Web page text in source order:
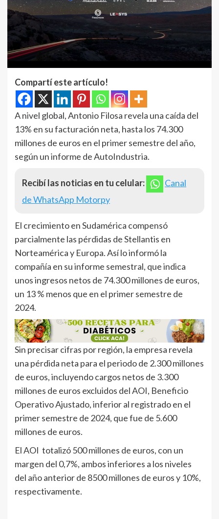
Compartí este artículo!
A nivel global, Antonio Filosa revela una caída del
13% en su facturación neta, hasta los 74.300
millones de euros en el primer semestre del año,
según un informe de AutoIndustria.
Recibí las noticias en tu celular:
Canal
de WhatsApp Motorpy
El crecimiento en Sudamérica compensó
parcialmente las pérdidas de Stellantis en
Norteamérica y Europa. Así lo informó la
compañía en su informe semestral, que indica
unos ingresos netos de 74.300 millones de euros,
un 13 % menos que en el primer semestre de
2024.
Sin precisar cifras por región, la empresa revela
una pérdida neta para el periodo de 2.300 millones
de euros, incluyendo cargos netos de 3.300
millones de euros excluidos del AOI, Beneficio
Operativo Ajustado, inferior al registrado en el
primer semestre de 2024, que fue de 5.600
millones de euros.
El AOI totalizó 500 millones de euros, con un
margen del 0,7%, ambos inferiores a los niveles
del año anterior de 8500 millones de euros y 10%,
respectivamente.